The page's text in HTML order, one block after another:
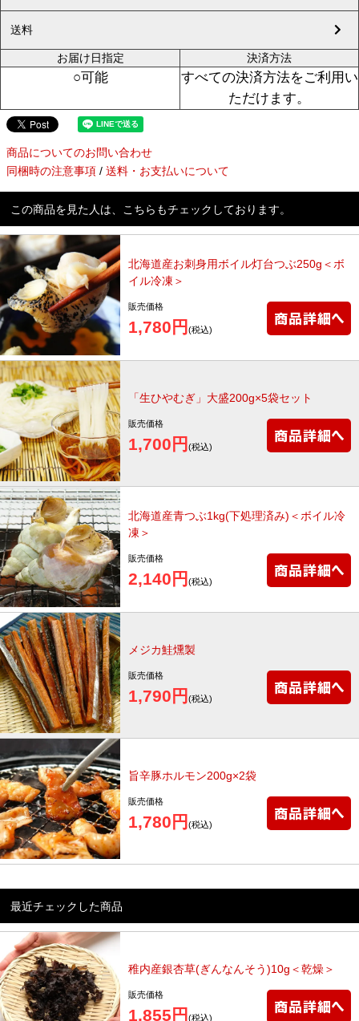
送料
お届け日指定
○可能
決済方法
すべての決済方法をご利用い
ただけます。
商品についてのお問い合わせ
同梱時の注意事項 / 送料・お支払いについて
この商品を見た人は、こちらもチェックしております。
北海道産お刺身用ボイル灯台つぶ250g＜ボ
イル冷凍＞
販売価格
1,780円 (税込)
「生ひやむぎ」大盛200g×5袋セット
販売価格
1,700円 (税込)
北海道産青つぶ1kg(下処理済み)＜ボイル冷
凍＞
販売価格
2,140円 (税込)
メジカ鮭燻製
販売価格
1,790円 (税込)
旨辛豚ホルモン200g×2袋
販売価格
1,780円 (税込)
最近チェックした商品
稚内産銀杏草(ぎんなんそう)10g＜乾燥＞
販売価格
1,855円 (税込)